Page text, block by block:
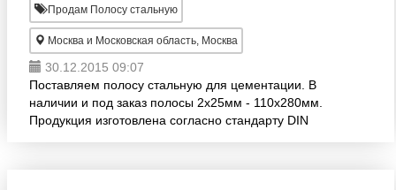
Продам Полосу стальную
Москва и Московская область, Москва
30.12.2015 09:07
Поставляем полосу стальную для цементации. В
наличии и под заказ полосы 2х25мм - 110х280мм.
Продукция изготовлена согласно стандарту DIN